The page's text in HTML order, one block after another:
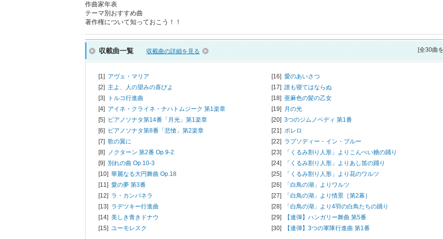
作曲家年表
テーマ別おすすめ曲
著作権について知っておこう！！
収載曲一覧 収載曲の詳細を見る [全30曲
[1] アヴェ・マリア
[2] 主よ、人の望みの喜びよ
[3]
トルコ行進曲
[4] アイネ・クライネ・ナハトムジーク 第1楽章
[5] ピアノソナタ第14番「月光」第1楽章
[6] ピアノソナタ第8番「悲愴」第2楽章
[7] 歌の翼に
[8] ノクターン 第2番 Op.9-2
[9] 別れの曲 Op.10-3
[10] 華麗なる大円舞曲 Op.18
[11] 愛の夢 第3番
[12] ラ・カンパネラ
[13] ラデツキー行進曲
[14] 美しき青きドナウ
[15] ユーモレスク
[16] 愛のあいさつ
[17] 誰も寝てはならぬ
[18] 亜麻色の髪の乙女
[19] 月の光
[20] 3つのジムノペディ 第1番
[21] ボレロ
[22] ラプソディー・イン・ブルー
[23]
「くるみ割り人形」よりこんぺい糖の踊り
[24]
「くるみ割り人形」よりあし笛の踊り
[25]
「くるみ割り人形」より花のワルツ
[26]
「白鳥の湖」よりワルツ
[27]
「白鳥の湖」より情景［第2幕］
[28]
「白鳥の湖」より4羽の白鳥たちの踊り
[29]
【連弾】ハンガリー舞曲 第5番
[30]
【連弾】3つの軍隊行進曲 第1番